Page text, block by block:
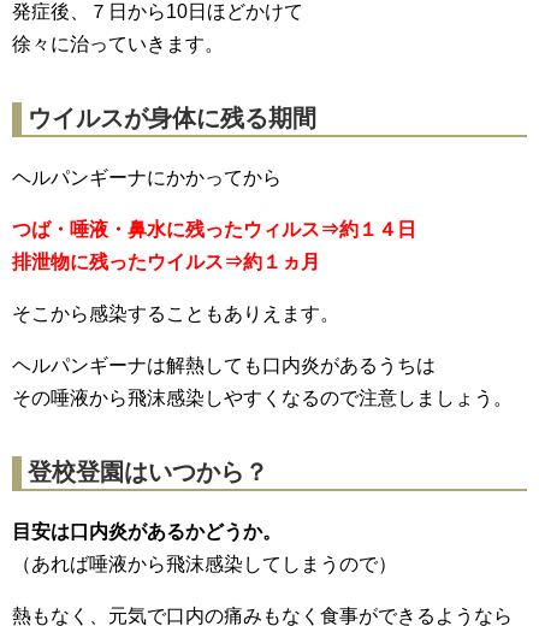
発症後、７日から10日ほどかけて
徐々に治っていきます。
ウイルスが身体に残る期間
ヘルパンギーナにかかってから
つば・唾液・鼻水に残ったウィルス⇒約１４日
排泄物に残ったウイルス⇒約１ヵ月
そこから感染することもありえます。
ヘルパンギーナは解熱しても口内炎があるうちは
その唾液から飛沫感染しやすくなるので注意しましょう。
登校登園はいつから？
目安は口内炎があるかどうか。
（あれば唾液から飛沫感染してしまうので）
熱もなく、元気で口内の痛みもなく食事ができるようなら